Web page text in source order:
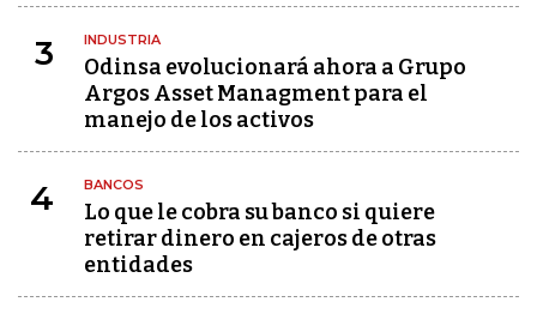
3 INDUSTRIA
Odinsa evolucionará ahora a Grupo
Argos Asset Managment para el
manejo de los activos
4 BANCOS
Lo que le cobra su banco si quiere
retirar dinero en cajeros de otras
entidades